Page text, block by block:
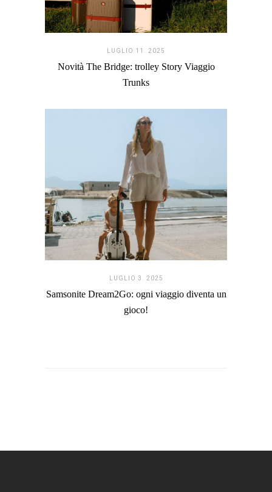
LUGLIO 11. 2025
Novità The Bridge: trolley Story Viaggio
Trunks
LUGLIO 3. 2025
Samsonite Dream2Go: ogni viaggio diventa un
gioco!